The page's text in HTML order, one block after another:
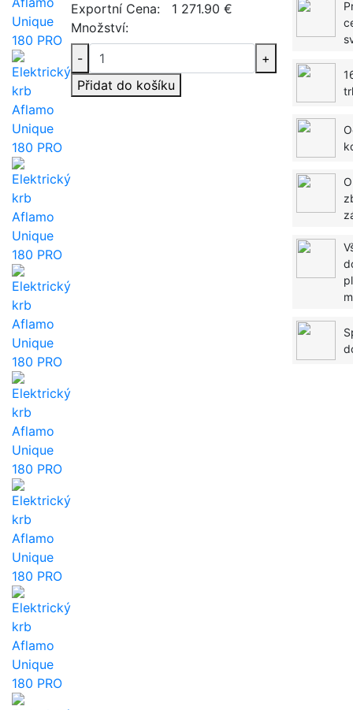
Exportní Cena:
1 271.90 €
Množství:
-
+
Přidat do košíku